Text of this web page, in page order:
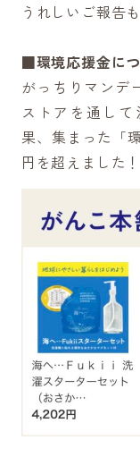
うれしいご報告
■環境応援金に
がっちりマンデ
ストアを通し
果、集まった「
円を超えました！